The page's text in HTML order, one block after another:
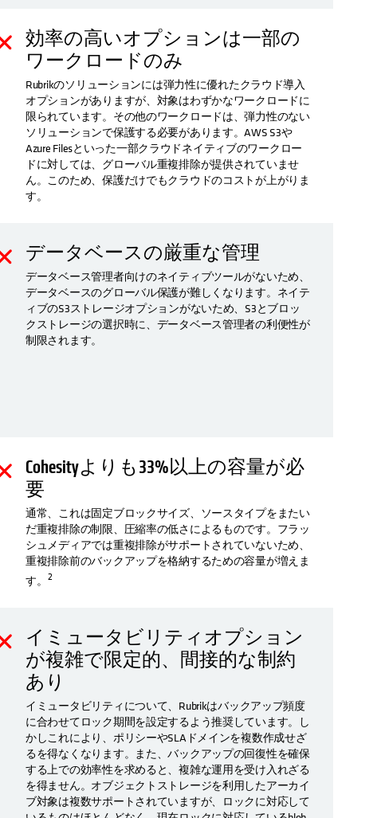
効率の高いオプションは一部の
ワークロードのみ
Rubrikのソリューションには弾力性に優れたクラウド導入
オプションがありますが、対象はわずかなワークロードに
限られています。その他のワークロードは、弾力性のない
ソリューションで保護する必要があります。AWS S3や
Azure Filesといった一部クラウドネイティブのワークロー
ドに対しては、グローバル重複排除が提供されていませ
ん。このため、保護だけでもクラウドのコストが上がりま
す。
データベースの厳重な管理
データベース管理者向けのネイティブツールがないため、
データベースのグローバル保護が難しくなります。ネイテ
ィブのS3ストレージオプションがないため、S3とブロッ
クストレージの選択時に、データベース管理者の利便性が
制限されます。
Cohesityよりも33%以上の容量が必
要
通常、これは固定ブロックサイズ、ソースタイプをまたい
だ重複排除の制限、圧縮率の低さによるものです。フラッ
シュメディアでは重複排除がサポートされていないため、
重複排除前のバックアップを格納するための容量が増えま
す。
2
イミュータビリティオプション
が複雑で限定的、間接的な制約
あり
イミュータビリティについて、Rubrikはバックアップ頻度
に合わせてロック期間を設定するよう推奨しています。し
かしこれにより、ポリシーやSLAドメインを複数作成せざ
るを得なくなります。また、バックアップの回復性を確保
する上での効率性を求めると、複雑な運用を受け入れざる
を得ません。オブジェクトストレージを利用したアーカイ
ブ対象は複数サポートされていますが、ロックに対応して